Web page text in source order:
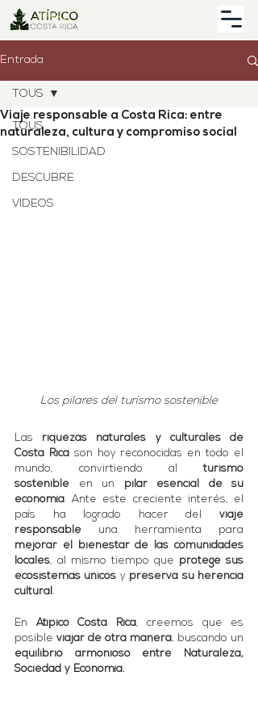
Entrada
TOUS
SOSTENIBILIDAD
DESCUBRE
VIDEOS
TOUS
Viaje responsable a Costa Rica: entre
naturaleza, cultura y compromiso social
Los pilares del turismo sostenible
Las riquezas naturales y culturales de
Costa Rica son hoy reconocidas en todo el
mundo, convirtiendo al turismo
sostenible en un
pilar esencial de su
economía. Ante este creciente interés, el
país ha logrado hacer del viaje
responsable
mejorar el bienestar de las comunidades
locales, al mismo tiempo que protege sus
ecosistemas únicos y preserva su herencia
cultural .
En Atípico Costa Rica, creemos que es
posible viajar de otra manera
equilibrio armonioso entre Naturaleza,
Sociedad y Economía.